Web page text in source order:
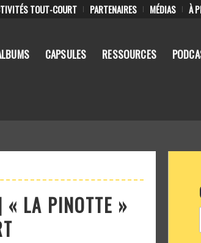
TOUT-COURT PARTENAIRES MÉDIAS À
CAPSULES RESSOURCES
« LA PINOTTE »